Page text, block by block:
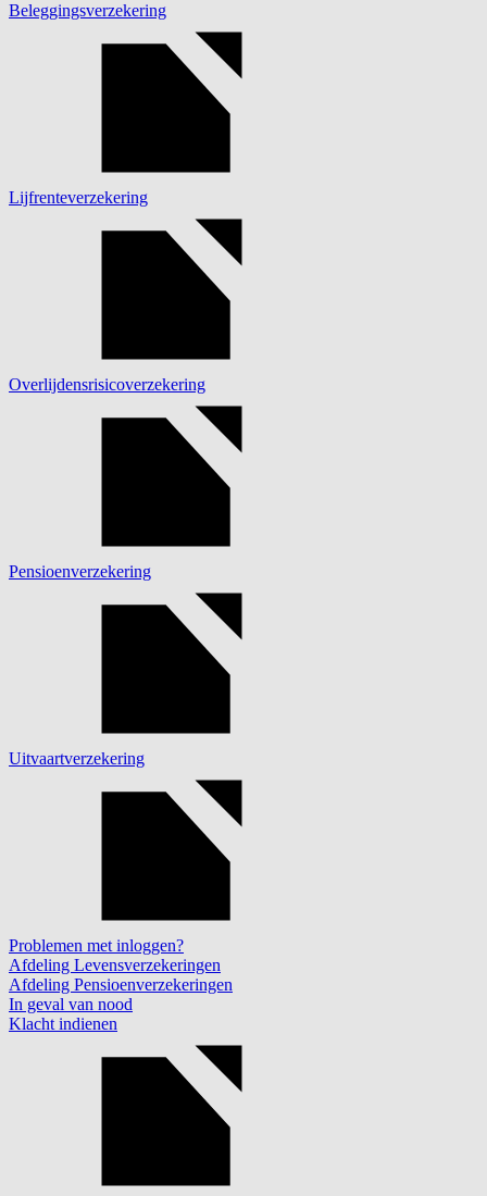
Beleggingsverzekering
Lijfrenteverzekering
Overlijdensrisicoverzekering
Pensioenverzekering
Uitvaartverzekering
Problemen met inloggen?
Afdeling Levensverzekeringen
Afdeling Pensioenverzekeringen
In geval van nood
Klacht indienen